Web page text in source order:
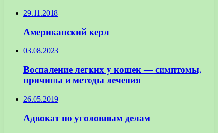
29.11.2018
Американский керл
03.08.2023
Воспаление легких у кошек — симптомы,
причины и методы лечения
26.05.2019
Адвокат по уголовным делам